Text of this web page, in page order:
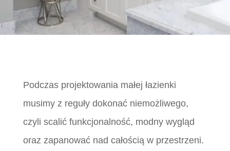
Podczas projektowania małej łazienki
musimy z reguły dokonać niemożliwego,
czyli scalić funkcjonalność, modny wygląd
oraz zapanować nad całością w przestrzeni.